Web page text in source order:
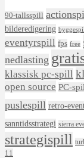
90-tallsspill
bilderedigering
eventyrspill fps free
nedlasting
klassisk pc-spill
open source PC-
puslespill retro-
sanntidsstrategi sierra
strategispill
11